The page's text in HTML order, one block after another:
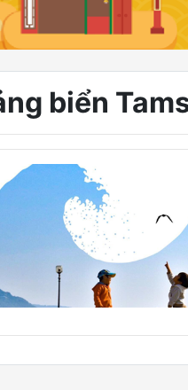
biển